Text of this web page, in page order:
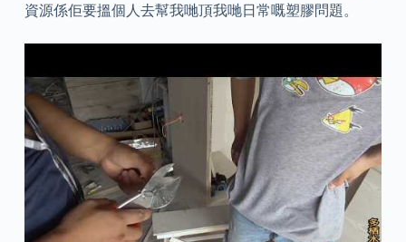
資源係佢要搵個人去幫我哋頂我哋日常嘅塑膠問題。